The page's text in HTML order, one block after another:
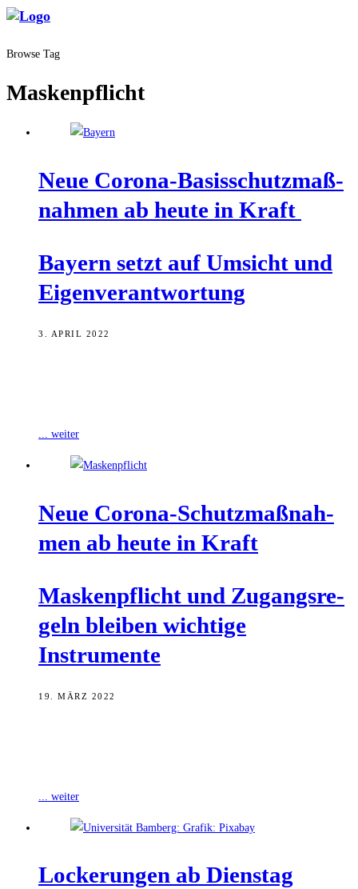
Browse Tag
Maskenpflicht
Neue Coro­na-Basis­schutz­maß­
nah­men ab heu­te in Kraft
Bay­ern setzt auf Umsicht und
Eigenverantwortung
3. APRIL 2022
... weiter
Neue Coro­na-Schutz­maß­nah­
men ab heu­te in Kraft
Mas­ken­pflicht und Zugangs­re­
geln blei­ben wich­ti­ge
Instrumente
19. MÄRZ 2022
... weiter
Locke­run­gen ab Dienstag